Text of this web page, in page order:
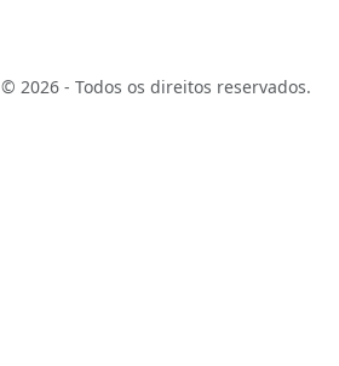
© 2026 - Todos os direitos reservados.